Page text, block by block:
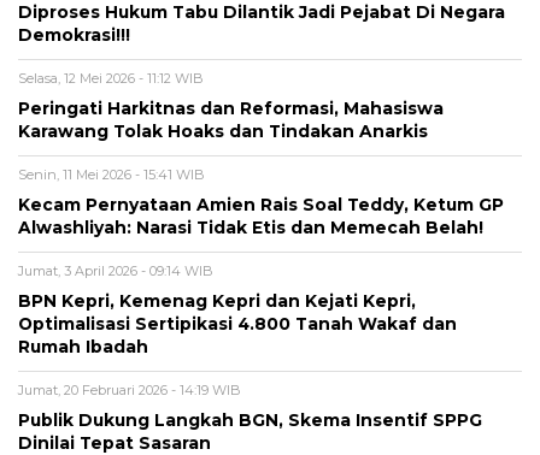
Diproses Hukum Tabu Dilantik Jadi Pejabat Di Negara
Demokrasi!!!
Selasa, 12 Mei 2026 - 11:12 WIB
Peringati Harkitnas dan Reformasi, Mahasiswa
Karawang Tolak Hoaks dan Tindakan Anarkis
Senin, 11 Mei 2026 - 15:41 WIB
Kecam Pernyataan Amien Rais Soal Teddy, Ketum GP
Alwashliyah: Narasi Tidak Etis dan Memecah Belah!
Jumat, 3 April 2026 - 09:14 WIB
BPN Kepri, Kemenag Kepri dan Kejati Kepri,
Optimalisasi Sertipikasi 4.800 Tanah Wakaf dan
Rumah Ibadah
Jumat, 20 Februari 2026 - 14:19 WIB
Publik Dukung Langkah BGN, Skema Insentif SPPG
Dinilai Tepat Sasaran